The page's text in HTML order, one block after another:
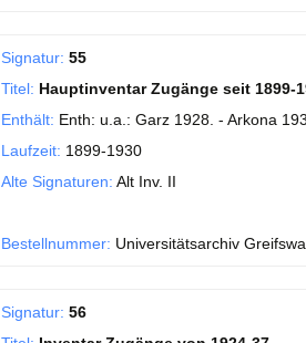
Signatur: 55
Titel: Hauptinventar Zugänge seit 1899-
Enthält: Enth: u.a.: Garz 1928. - Arkona
Laufzeit: 1899-1930
Alte Signaturen: Alt Inv. II
Bestellnummer: Universitätsarchiv
Signatur: 56